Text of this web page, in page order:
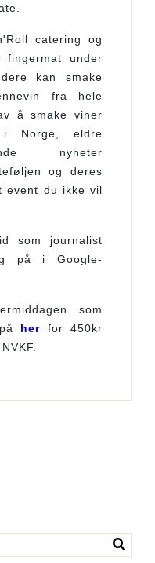
catering og
under
kan smake
fra hele
å smake viner
Norge, eldre
nyheter
og deres
event du ikke vil
som journalist
på i Google-
som
her for 450kr